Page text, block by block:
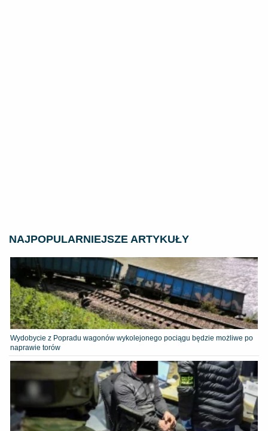
NAJPOPULARNIEJSZE ARTYKUŁY
Wydobycie z Popradu wagonów wykolejonego pociągu będzie możliwe po
naprawie torów